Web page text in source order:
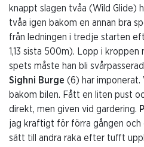
knappt slagen tvåa (Wild Glide)
tvåa igen bakom en annan bra
från ledningen i tredje starten
1,13 sista 500m). Lopp i kroppen
spets måste han bli
Sighni Burge (6) har imponerat.
bakom bilen. Fått en liten pust
direkt, men given vid gardering.
jag kraftigt för förra gången och
sätt till andra raka efter tufft